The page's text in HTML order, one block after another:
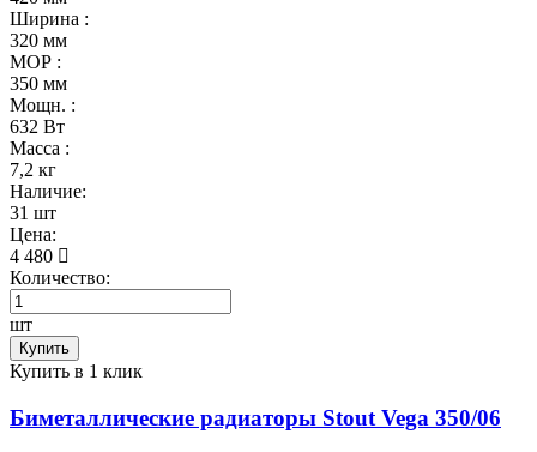
Ширина :
320 мм
МОР :
350 мм
Мощн. :
632 Вт
Масса :
7,2 кг
Наличие:
31 шт
Цена:
4 480
Количество:
шт
Купить
Купить в 1 клик
Биметаллические радиаторы Stout Vega 350/06